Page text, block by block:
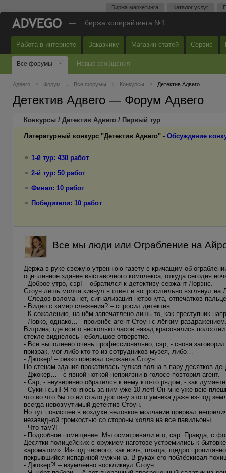
Биржа маркетинга Каталог услуг
— биржа копирайтинга №1
Работа в интернете Заказчику Магазин статей Сервис
Все форумы Новые сообщения
Адвего Форум Все форумы Конкурсы Детектив Адвего
Детектив Адвего — Форум Адвего
Конкурсы / Детектив Адвего / Первый тур
Литературный конкурс "Детектив Адвего" - Обсуждение
1-й тур: 430 работ
2-й тур: 50 работ
Финал: 10 работ
Победители: 10 работ
Все мы люди или Ограбление на
Держа в руке свежую утреннюю газету с кричащим об
оцепленное здание выставочного комплекса, откуда сегодня
- Доброе утро, сэр! – обратился к детективу сержант Лорэнс.
Стоун лишь молча кивнул в ответ и вопросительно взглянул
- Следов взлома нет, сигнализация нетронута, отпечатков
- Видео с камер слежения? – спросил детектив.
- К сожалению, на нём запечатлено лишь то, как преступник
- Ловко, однако… - произнёс агент Стоун с лёгким
Витрина, где всего несколько часов назад красовались
стекле виднелось небольшое отверстие.
- Всё выполнено очень профессионально, сэр, - снова
призрак, мог либо кто-то из сотрудников музея, либо…
- Джокер! – резко прервал сержанта Стоун.
По стенам здания прокатилась гулкая волна в пару десятков
- Джокер… - с явной ноткой неприязни в голосе повторил агент.
- Сэр, - неуверенно обратился к нему кто-то рядом, - как
- Сукин сын! Я гоняюсь за ним уже 10 лет! Он мне уже всю
что во что бы то ни стало достану этого умника даже из-под
всегда невозмутимый детектив Стоун.
Но тут повисшее в воздухе неловкое молчание прервал
незавидной громкостью со стороны холла на все павильоны.
- Что там?!
- Подсобное помещение. Мы осматривали его, сэр. Правда, с
Десятки полицейских с оружием наготове устремились к
«ароматом». Из-под чёрного, как ночь, плаща, щедро
покрывшийся испариной мужчина. В руках его поблёскивал
- Джокер?! – изумлённо воскликнул Стоун.